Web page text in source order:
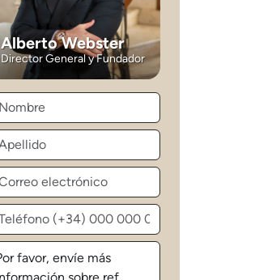
Alberto Webster
Director General y Fundador